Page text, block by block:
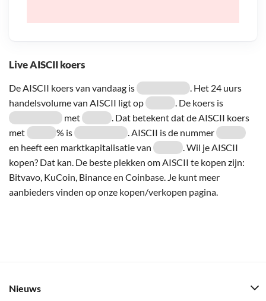
Live AISCII koers
De AISCII koers van vandaag is
. Het 24 uurs
handelsvolume van AISCII ligt op
. De koers is
met
. Dat betekent dat de AISCII koers
met
% is
. AISCII is de nummer
en heeft een marktkapitalisatie van
. Wil je AISCII
kopen? Dat kan. De beste plekken om AISCII te kopen zijn:
Bitvavo, KuCoin, Binance en Coinbase. Je kunt meer
aanbieders vinden op onze kopen/verkopen pagina.
Nieuws